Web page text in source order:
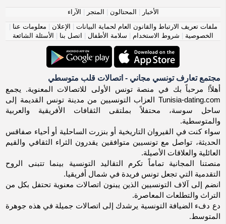
الأخبار المحتالون المتجر
الآراء
ملفات تعريف الارتباط والقانون العام لحماية البيانات
الإعلان معلومات عنا
الخصوصية
شروط الاستخدام سلامة الأطفال اتصل بنا الأسئلة الشائعة
مجتمع تعارف تونسي مجاني - اتصالات قلب متوسطي
أهلاً! مرحباً بك في منصة تونس الأولى للاتصالات المعنوية. يجمع
Tunisia-dating.com العزاب التونسيين من مدينة تونس القديمة إلى
ساحل سوسة، محتفلاً بملتقى الثقافات الأفريقية والعربية
والمتوسطية.
سواء كنت في القيروان التاريخية أو بنزرت الساحلية أو أحياء صفاقس
الحديثة، تواصل مع تونسيين متوافقين يقدرون الثراء الثقافي والقيم
العائلية والعلاقات الأصيلة.
منصتنا المجانية تماماً تكرم التقاليد التونسية بينما تتبنى الروح
التقدمية التي تجعل تونس فريدة في شمال أفريقيا.
انضم إلى آلاف التونسيين الذين يبنون اتصالات معنوية تحتفل بكل من
التراث والتطلعات المعاصرة.
دع دفء الضيافة التونسية يرشدك إلى اتصالات جميلة في هذه جوهرة
المتوسط.